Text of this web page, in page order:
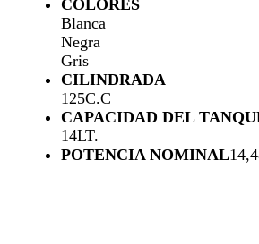
COLORES
Blanca
Negra
Gris
CILINDRADA
125C.C
CAPACIDAD DEL
14LT.
POTENCIA NOMINAL